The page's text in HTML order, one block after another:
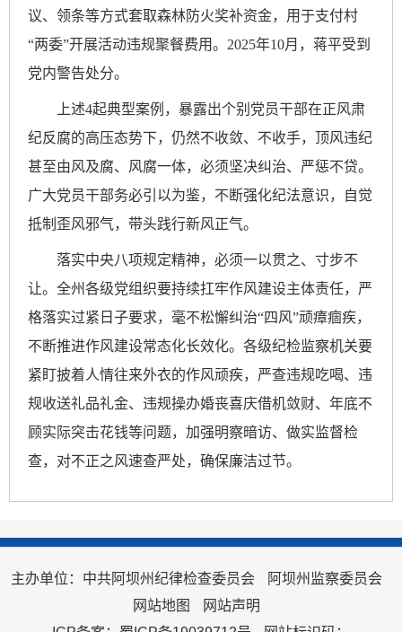
议、领条等方式套取森林防火奖补资金，用于支付村
“两委”开展活动违规聚餐费用。2025年10月，蒋平受到
党内警告处分。
上述4起典型案例，暴露出个别党员干部在正风肃
纪反腐的高压态势下，仍然不收敛、不收手，顶风违纪
甚至由风及腐、风腐一体，必须坚决纠治、严惩不贷。
广大党员干部务必引以为鉴，不断强化纪法意识，自觉
抵制歪风邪气，带头践行新风正气。
落实中央八项规定精神，必须一以贯之、寸步不
让。全州各级党组织要持续扛牢作风建设主体责任，严
格落实过紧日子要求，毫不松懈纠治“四风”顽瘴痼疾，
不断推进作风建设常态化长效化。各级纪检监察机关要
紧盯披着人情往来外衣的作风顽疾，严查违规吃喝、违
规收送礼品礼金、违规操办婚丧喜庆借机敛财、年底不
顾实际突击花钱等问题，加强明察暗访、做实监督检
查，对不正之风速查严处，确保廉洁过节。
主办单位：中共阿坝州纪律检查委员会
阿坝州监察委员会
网站地图
网站声明